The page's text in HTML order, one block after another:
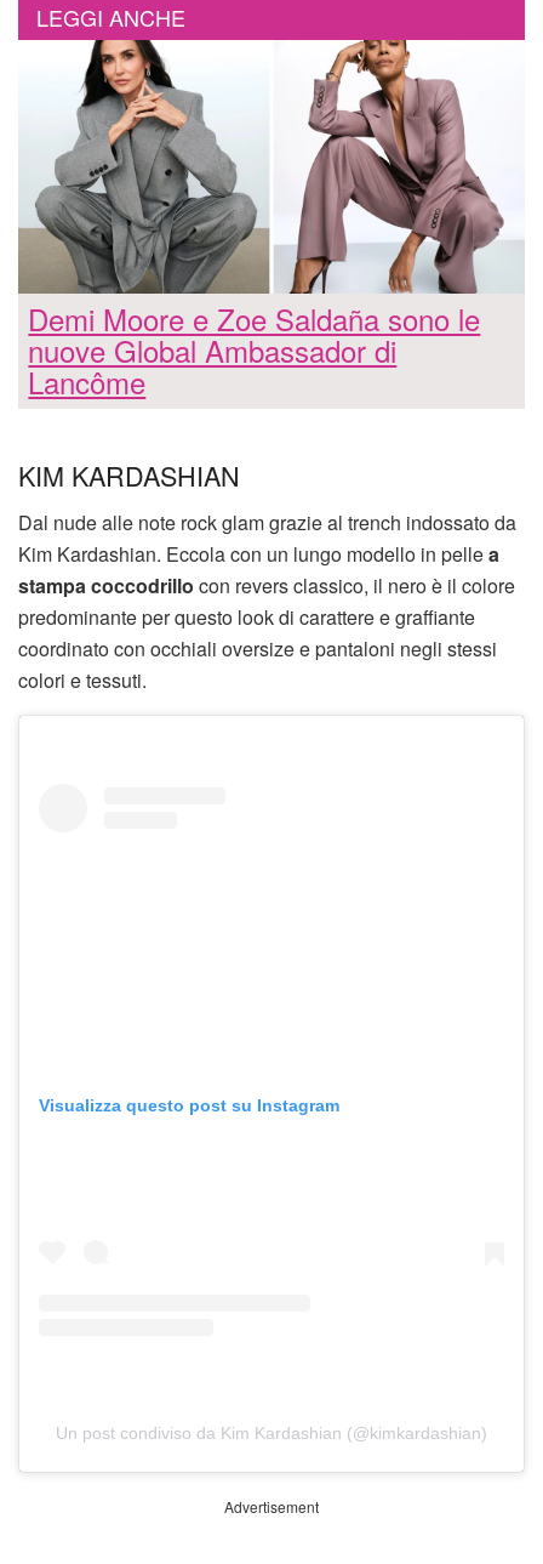
LEGGI ANCHE
Demi Moore e Zoe Saldaña sono le
nuove Global Ambassador di
Lancôme
KIM KARDASHIAN
Dal nude alle note rock glam grazie al trench indossato da
Kim Kardashian. Eccola con un lungo modello in pellea
stampa coccodrillo con revers classico, il nero è il colore
predominante per questo look di carattere e graffiante
coordinato con occhiali oversize e pantaloni negli stessi
colori e tessuti.
Visualizza questo post su Instagram
Un post condiviso da Kim Kardashian (@kimkardashian)
Advertisement